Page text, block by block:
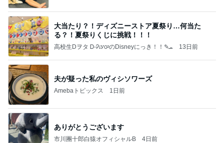
大当たり？！ディズニーストア夏祭り…何当た
る？！夏祭りくじに挑戦！！！
高校生Dヲタ Ꭰ-ᎮꭵꭹꭴのDisneyにっき！！✎ܚ 13日前
夫が疑った私のヴィシソワーズ
Amebaトピックス 1日前
ありがとうございます
市川團十郎白猿オフィシャルB 4日前